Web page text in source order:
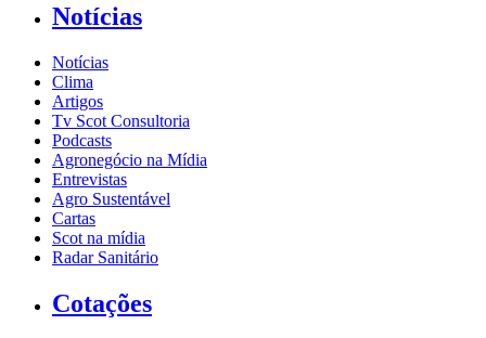
Notícias
Notícias
Clima
Artigos
Tv Scot Consultoria
Podcasts
Agronegócio na Mídia
Entrevistas
Agro Sustentável
Cartas
Scot na mídia
Radar Sanitário
Cotações